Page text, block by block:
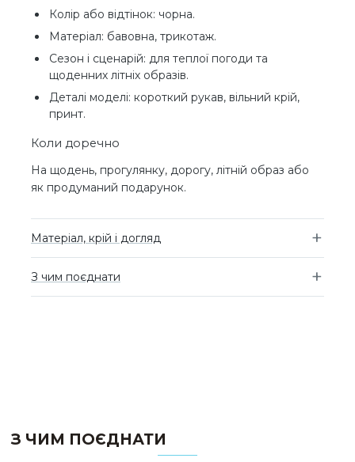
Колір або відтінок: чорна.
Матеріал: бавовна, трикотаж.
Сезон і сценарій: для теплої погоди та
щоденних літніх образів.
Деталі моделі: короткий рукав, вільний крій,
принт.
Коли доречно
На щодень, прогулянку, дорогу, літній образ або
як продуманий подарунок.
Матеріал, крій і догляд
З чим поєднати
З ЧИМ ПОЄДНАТИ